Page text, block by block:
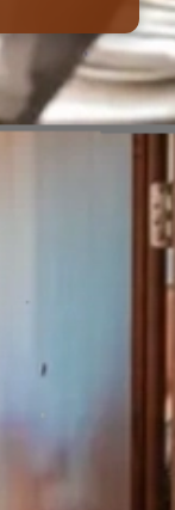
la-gi